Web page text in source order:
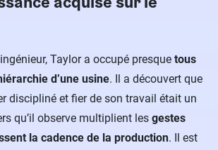
Taylor a occupé presque tous
d’une usine. Il a découvert que
discipliné et fier de son travail était un
qu’il observe multiplient les gestes
la cadence de la production. Il est